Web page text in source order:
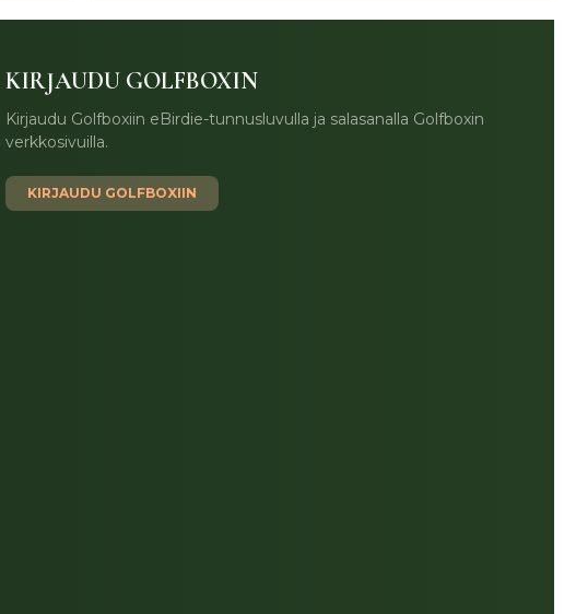
KIRJAUDU GOLFBOXIN
Kirjaudu Golfboxiin eBirdie-tunnusluvulla ja salasanalla Golfboxin
verkkosivuilla.
KIRJAUDU GOLFBOXIIN